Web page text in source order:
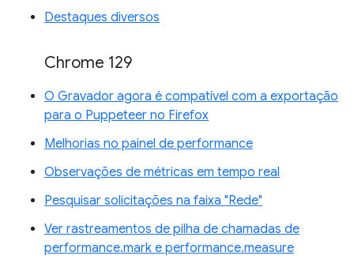
Destaques diversos
Chrome 129
O Gravador agora é compatível com a exportação
para o Puppeteer no Firefox
Melhorias no painel de performance
Observações de métricas em tempo real
Pesquisar solicitações na faixa "Rede"
Ver rastreamentos de pilha de chamadas de
performance.mark e performance.measure